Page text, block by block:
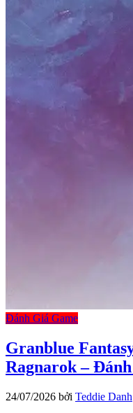
Đánh Giá Game
Granblue
Ragnarok –
24/07/2026 bởi Teddie Danh